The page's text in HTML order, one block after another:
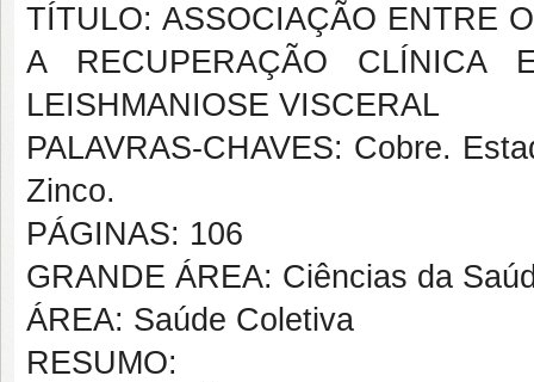
TÍTULO: ASSOCIAÇÃO ENTRE
A RECUPERAÇÃO CLÍNICA
LEISHMANIOSE VISCERAL
PALAVRAS-CHAVES: Cobre.
Zinco.
PÁGINAS: 106
GRANDE ÁREA: Ciências da
ÁREA: Saúde Coletiva
RESUMO: